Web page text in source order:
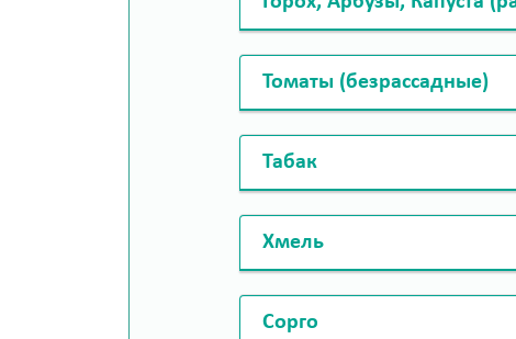
Томаты (безрассадные)
Табак
Хмель
Сорго